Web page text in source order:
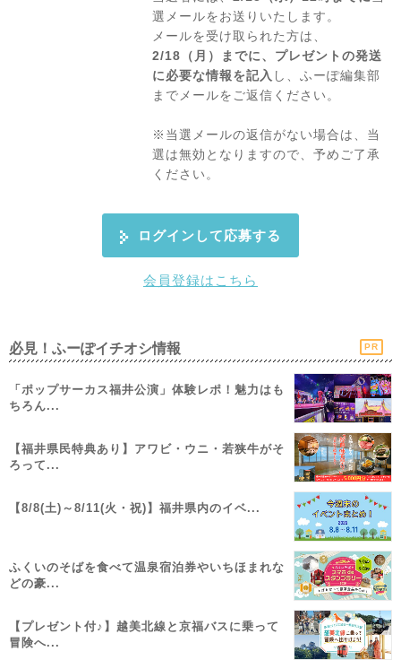
選メールをお送りいたします。
メールを受け取られた方は、
2/18（月）までに、プレゼントの発送
に必要な情報を記入 し、ふーぽ編集部
までメールをご返信ください。
※当選メールの返信がない場合は、当
選は無効となりますので、予めご了承
ください。
ログインして応募する
会員登録はこちら
必見！ふーぽイチオシ情報 PR
「ポップサーカス福井公演」体験レポ！魅力はも
ちろん...
【福井県民特典あり】アワビ・ウニ・若狭牛がそ
ろって...
【8/8(土)～8/11(火・祝)】福井県内のイベ...
ふくいのそばを食べて温泉宿泊券やいちほまれな
どの豪...
【プレゼント付♪】越美北線と京福バスに乗って
冒険へ...